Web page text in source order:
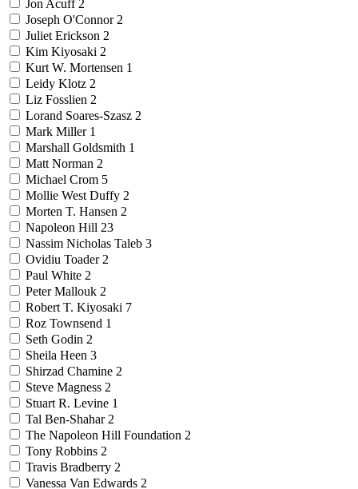
Jon Acuff 2
Joseph O'Connor 2
Juliet Erickson 2
Kim Kiyosaki 2
Kurt W. Mortensen 1
Leidy Klotz 2
Liz Fosslien 2
Lorand Soares-Szasz 2
Mark Miller 1
Marshall Goldsmith 1
Matt Norman 2
Michael Crom 5
Mollie West Duffy 2
Morten T. Hansen 2
Napoleon Hill 23
Nassim Nicholas Taleb 3
Ovidiu Toader 2
Paul White 2
Peter Mallouk 2
Robert T. Kiyosaki 7
Roz Townsend 1
Seth Godin 2
Sheila Heen 3
Shirzad Chamine 2
Steve Magness 2
Stuart R. Levine 1
Tal Ben-Shahar 2
The Napoleon Hill Foundation 2
Tony Robbins 2
Travis Bradberry 2
Vanessa Van Edwards 2